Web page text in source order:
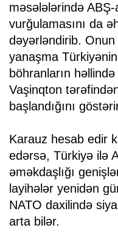
məsələlərində
vurğulamasını da
dəyərləndirib.
yanaşma
böhranların
Vaşinqton
başlandığını
Karauz hesab edir
edərsə, Türkiyə ilə
əməkdaşlığı
layihələr yenidən
NATO daxilində
arta bilər.